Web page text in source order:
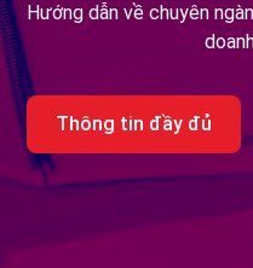
Hướng dẫn về chuyên
Thông tin đầy đủ